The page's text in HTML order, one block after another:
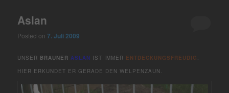
Aslan
Posted on7. Juli 2009
UNSER BRAUNERASLAN IST IMMER ENTDECKUNGSFREUDIG .
HIER ERKUNDET ER GERADE DEN WELPENZAUN.